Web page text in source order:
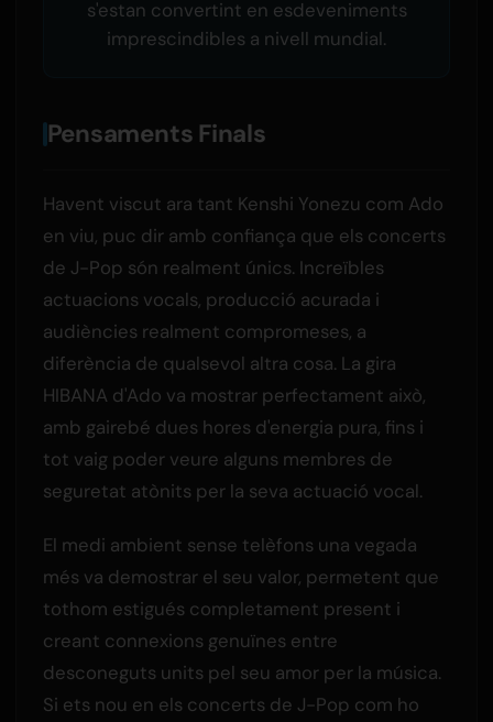
s'estan convertint en esdeveniments
imprescindibles a nivell mundial.
Pensaments Finals
Havent viscut ara tant Kenshi Yonezu com Ado
en viu, puc dir amb confiança que els concerts
de J-Pop són realment únics. Increïbles
actuacions vocals, producció acurada i
audiències realment compromeses, a
diferència de qualsevol altra cosa. La gira
HIBANA d'Ado va mostrar perfectament això,
amb gairebé dues hores d'energia pura, fins i
tot vaig poder veure alguns membres de
seguretat atònits per la seva actuació vocal.
El medi ambient sense telèfons una vegada
més va demostrar el seu valor, permetent que
tothom estigués completament present i
creant connexions genuïnes entre
desconeguts units pel seu amor per la música.
Si ets nou en els concerts de J-Pop com ho